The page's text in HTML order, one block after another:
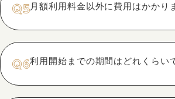
月額利用料金以外に費用はかかり
利用開始までの期間はどれくらい